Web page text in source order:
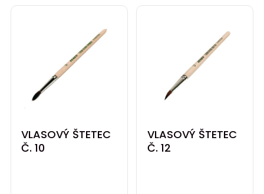
VLASOVÝ ŠTETEC
Č. 10
VLASOVÝ ŠTETEC
Č. 12